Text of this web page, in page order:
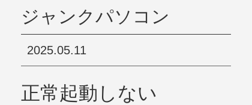
ジャンクパソコン
2025.05.11
正常起動しない